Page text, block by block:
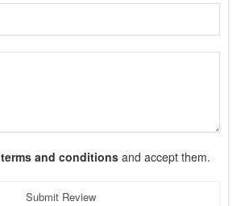
terms and conditions and accept them.
Submit Review